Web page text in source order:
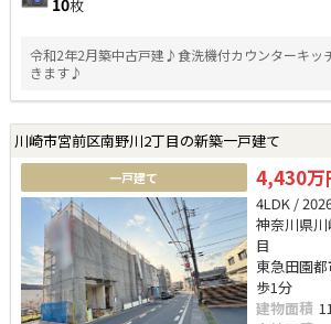
10枚
令和2年2月築中古戸建♪食洗機付カウンターキッ
きます♪
川崎市宮前区南野川2丁目の新築一戸建て
一戸建て 4,430万
4LDK /
神奈川県
目
東急田園
歩1分
建物面積